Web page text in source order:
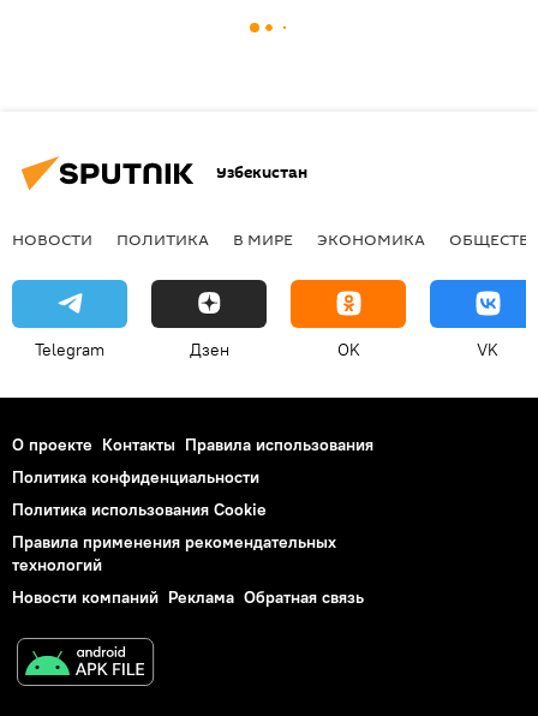
Узбекистан
НОВОСТИ ПОЛИТИКА В МИРЕ ЭКОНОМИКА
Telegram Дзен OK VK
О проекте Контакты Правила использования
Политика конфиденциальности
Политика использования Cookie
Правила применения рекомендательных
технологий
Новости компаний Реклама Обратная связь